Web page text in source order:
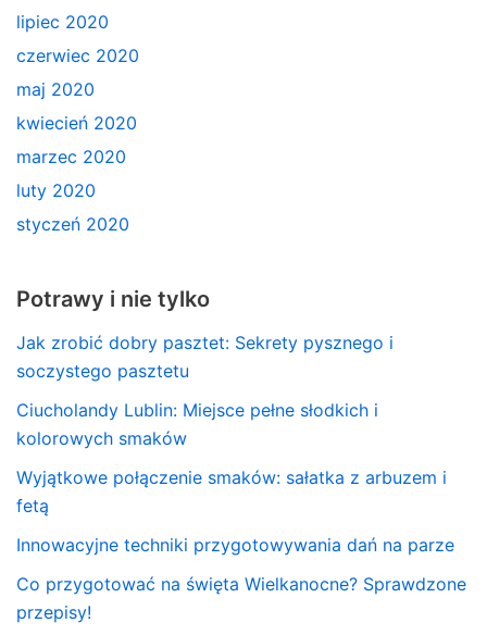
lipiec 2020
czerwiec 2020
maj 2020
kwiecień 2020
marzec 2020
luty 2020
styczeń 2020
Potrawy i nie tylko
Jak zrobić dobry pasztet: Sekrety pysznego i
soczystego pasztetu
Ciucholandy Lublin: Miejsce pełne słodkich i
kolorowych smaków
Wyjątkowe połączenie smaków: sałatka z arbuzem i
fetą
Innowacyjne techniki przygotowywania dań na parze
Co przygotować na święta Wielkanocne? Sprawdzone
przepisy!